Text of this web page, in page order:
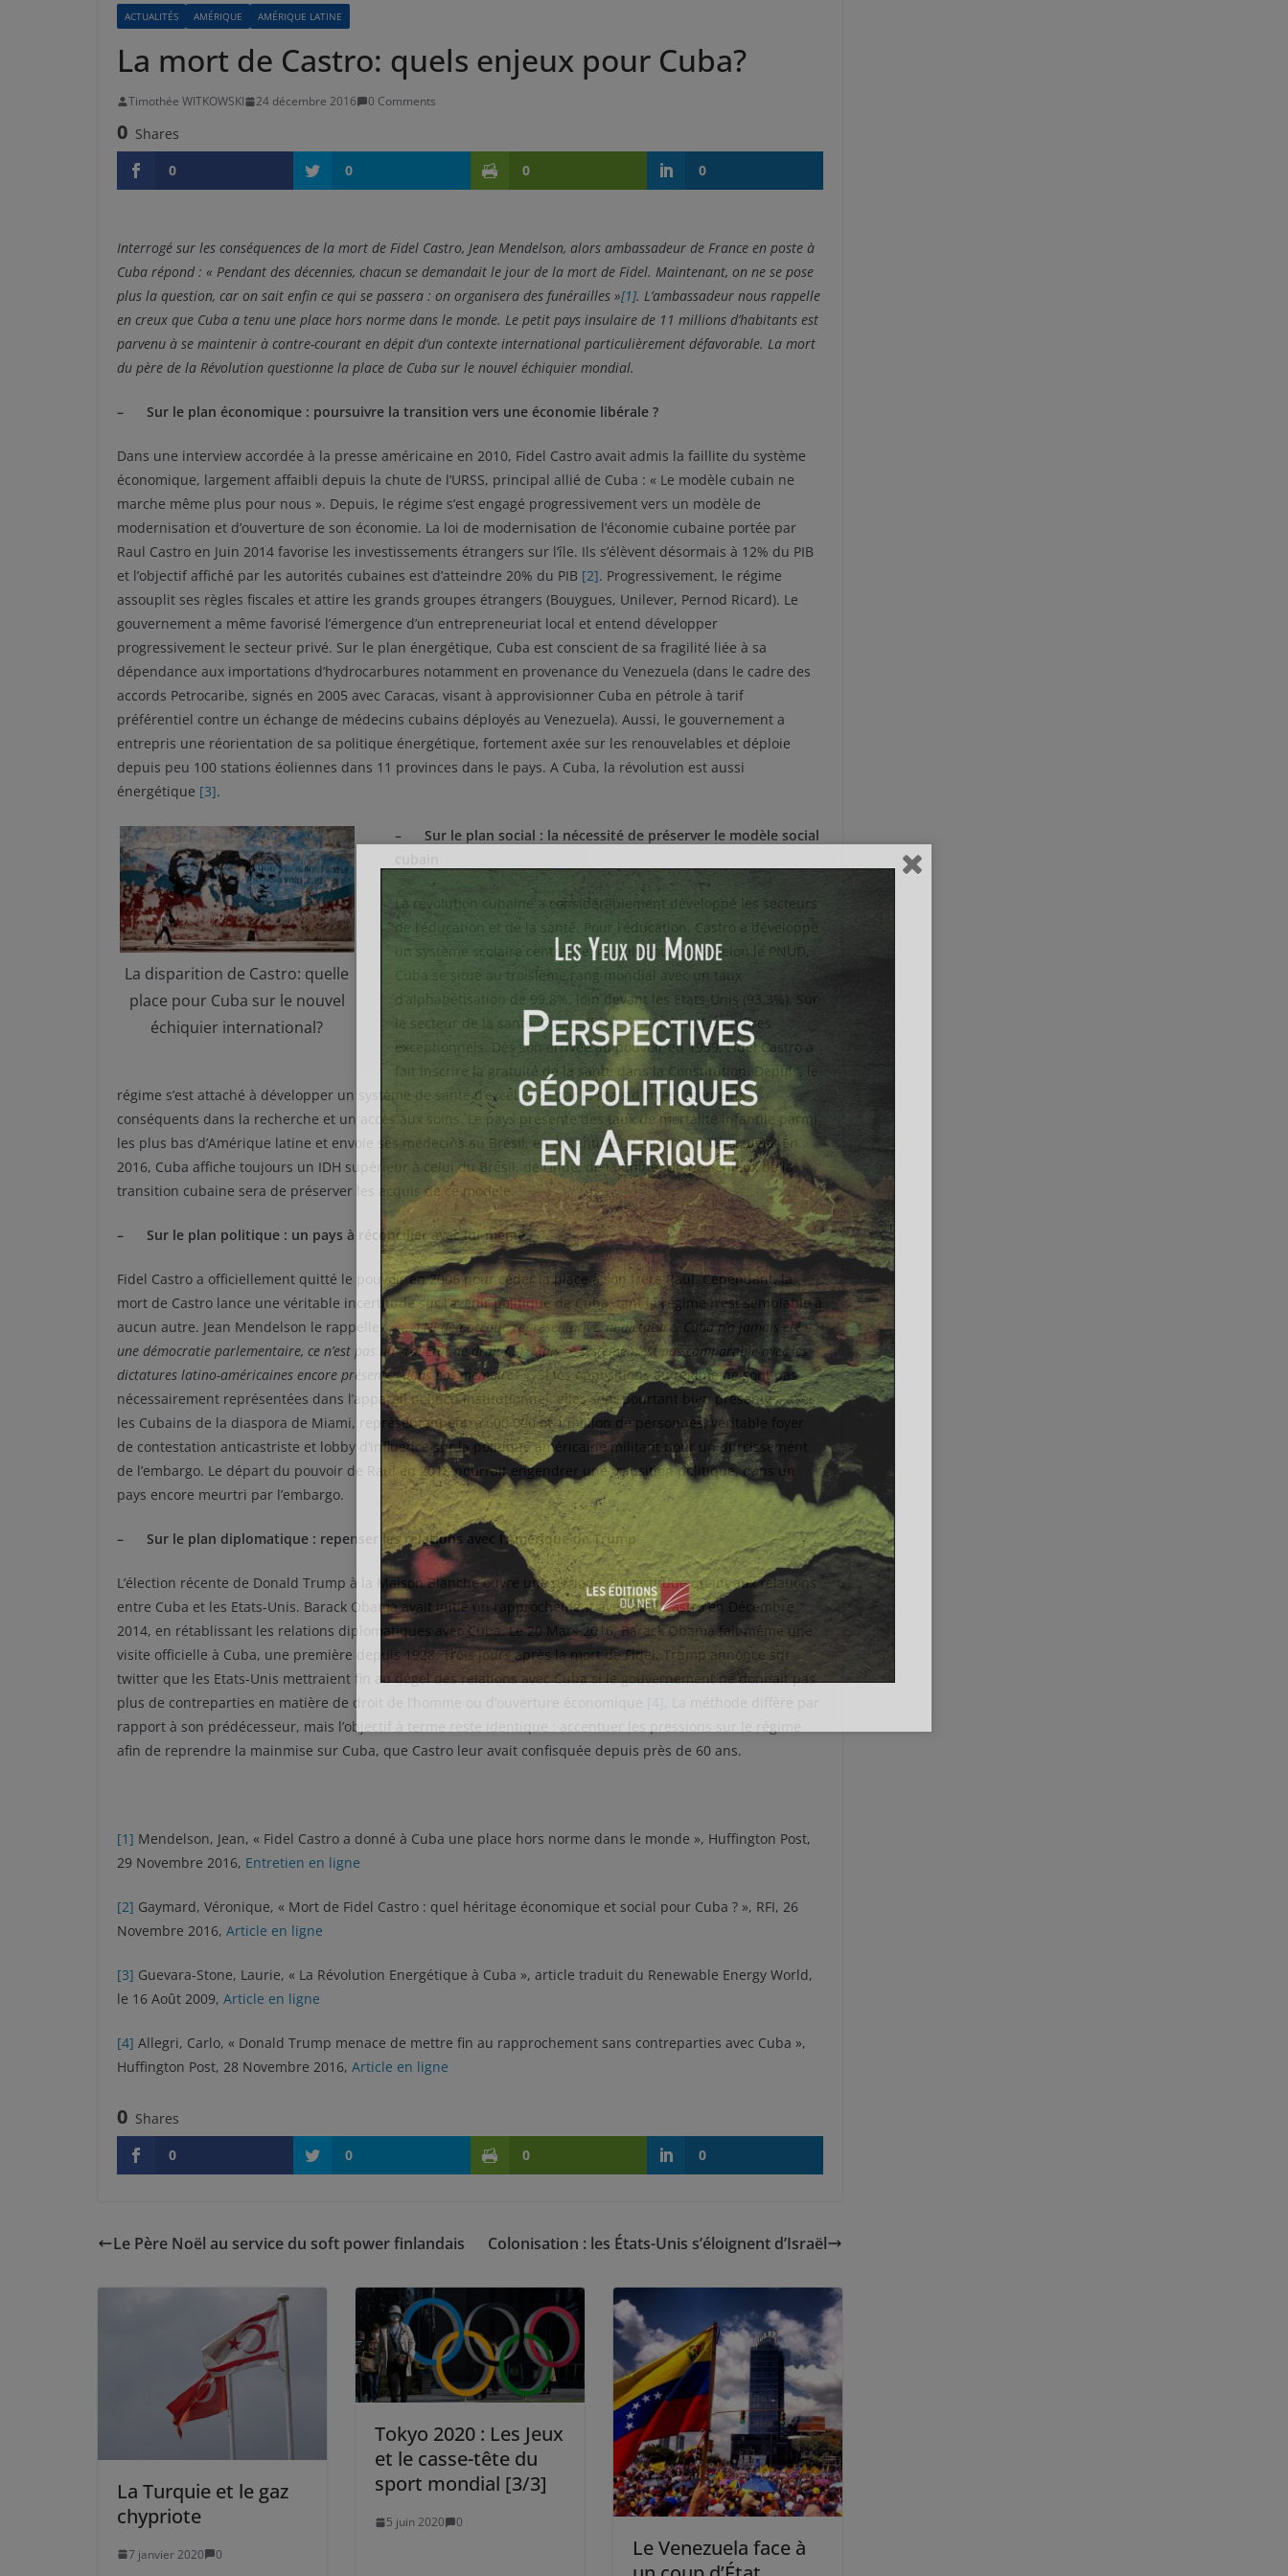
ACTUALITÉS AMÉRIQUE AMÉRIQUE LATINE
La mort de Castro: quels enjeux pour Cuba?
Timothée WITKOWSKI 24 décembre 2016 0 Comments
0 Shares
0
0 0 0
Interrogé sur les conséquences de la mort de Fidel Castro, Jean Mendelson, alors ambassadeur de France en poste à
Cuba répond : « Pendant des décennies, chacun se demandait le jour de la mort de Fidel. Maintenant, on ne se pose
plus la question, car on sait enfin ce qui se passera : on organisera des funérailles »[1]. L’ambassadeur nous rappelle
en creux que Cuba a tenu une place hors norme dans le monde. Le petit pays insulaire de 11 millions d’habitants est
parvenu à se maintenir à contre-courant en dépit d’un contexte international particulièrement défavorable. La mort
du père de la Révolution questionne la place de Cuba sur le nouvel échiquier mondial.
– Sur le plan économique : poursuivre la transition vers une économie libérale ?
Dans une interview accordée à la presse américaine en 2010, Fidel Castro avait admis la faillite du système
économique, largement affaibli depuis la chute de l’URSS, principal allié de Cuba : « Le modèle cubain ne
marche même plus pour nous ». Depuis, le régime s’est engagé progressivement vers un modèle de
modernisation et d’ouverture de son économie. La loi de modernisation de l’économie cubaine portée par
Raul Castro en Juin 2014 favorise les investissements étrangers sur l’île. Ils s’élèvent désormais à 12% du PIB
et l’objectif affiché par les autorités cubaines est d’atteindre 20% du PIB [2]. Progressivement, le régime
assouplit ses règles fiscales et attire les grands groupes étrangers (Bouygues, Unilever, Pernod Ricard). Le
gouvernement a même favorisé l’émergence d’un entrepreneuriat local et entend développer
progressivement le secteur privé. Sur le plan énergétique, Cuba est conscient de sa fragilité liée à sa
dépendance aux importations d’hydrocarbures notamment en provenance du Venezuela (dans le cadre des
accords Petrocaribe, signés en 2005 avec Caracas, visant à approvisionner Cuba en pétrole à tarif
préférentiel contre un échange de médecins cubains déployés au Venezuela). Aussi, le gouvernement a
entrepris une réorientation de sa politique énergétique, fortement axée sur les renouvelables et déploie
depuis peu 100 stations éoliennes dans 11 provinces dans le pays. A Cuba, la révolution est aussi
énergétique [3].
La disparition de Castro: quelle
place pour Cuba sur le nouvel
échiquier international?
– Sur le plan social : la nécessité de préserver le modèle social
La révolution cubaine a considérablement développé les secteurs
de l’éducation et de la santé. Pour l’éducation, Castro a développé
un système scolaire centralisé, gratuit pour tous. Selon le PNUD,
Cuba se situe au troisième rang mondial avec un taux
d’alphabétisation de 99,8%, loin devant les Etats-Unis (93,3%). Sur
le secteur de la santé, Cuba affiche également des chiffres
exceptionnels. Dès son arrivée au pouvoir en 1959, Fidel Castro a
fait inscrire la gratuité de la santé dans la Constitution. Depuis, le
régime s’est attaché à développer un système de santé d’excellence par le biais d’investissements
conséquents dans la recherche et un accès aux soins. Le pays présente des taux de mortalité infantile parmi
les plus bas d’Amérique latine et envoie ses médecins au Brésil, en Argentine ou encore au Venezuela. En
2016, Cuba affiche toujours un IDH supérieur à celui du Brésil, de l’Inde, de la Chine. Un des enjeux de la
transition cubaine sera de préserver les acquis de ce modèle.
– Sur le plan politique : un pays à réconcilier avec lui-même
Fidel Castro a officiellement quitté le pouvoir en 2006 pour céder la place à son frère Raul. Cependant, la
mort de Castro lance une véritable incertitude sur l’avenir politique de Cuba, tant le régime n’est semblable à
aucun autre. Jean Mendelson le rappelle : «(…) Ni démocratie représentative, ni dictature. Cuba n’a jamais été
une démocratie parlementaire, ce n’est pas un vrai Etat de droit (…). Mais ce système n’est pas comparable avec les
dictatures latino-américaines encore présentes dans nos mémoires ». Si les oppositions au régime ne sont pas
nécessairement représentées dans l’appareil politico-institutionnel, elles sont pourtant bien présentes, avec
les Cubains de la diaspora de Miami, représentant entre 600 000 et 1 million de personnes, véritable foyer
de contestation anticastriste et lobby d’influence sur la politique américaine militant pour un durcissement
de l’embargo. Le départ du pouvoir de Raul en 2018 pourrait engendrer une transition politique, dans un
pays encore meurtri par l’embargo.
– Sur le plan diplomatique : repenser les relations avec l’Amérique de Trump
L’élection récente de Donald Trump à la Maison Blanche ouvre une période d’incertitude quant aux relations
entre Cuba et les Etats-Unis. Barack Obama avait initié un rapprochement avec Raul Castro en Décembre
2014, en rétablissant les relations diplomatiques avec Cuba. Le 20 Mars 2016, Barack Obama fait même une
visite officielle à Cuba, une première depuis 1928. Trois jours après la mort de Fidel, Trump annonce sur
twitter que les Etats-Unis mettraient fin au dégel des relations avec Cuba si le gouvernement ne donnait pas
plus de contreparties en matière de droit de l’homme ou d’ouverture économique
[4]
rapport à son prédécesseur, mais l’objectif à terme reste identique : accentuer les pressions sur le régime
afin de reprendre la mainmise sur Cuba, que Castro leur avait confisquée depuis près de 60 ans.
[1] Mendelson, Jean, « Fidel Castro a donné à Cuba une place hors norme dans le monde », Huffington Post,
29 Novembre 2016, Entretien en ligne
[2] Gaymard, Véronique, « Mort de Fidel Castro : quel héritage économique et social pour Cuba ? », RFI, 26
Novembre 2016, Article en ligne
[3] Guevara-Stone, Laurie, « La Révolution Energétique à Cuba », article traduit du Renewable Energy World,
le 16 Août 2009, Article en ligne
[4] Allegri, Carlo, « Donald Trump menace de mettre fin au rapprochement sans contreparties avec Cuba »,
Huffington Post, 28 Novembre 2016, Article en ligne
0 Shares
0
0 0 0
Le Père Noël au service du soft power finlandais Colonisation : les États-Unis s’éloignent d’Israël
La Turquie et le gaz
chypriote
7 janvier 2020 0
Tokyo 2020 : Les Jeux
et le casse-tête du
sport mondial [3/3]
5 juin 2020 0
Le Venezuela face à